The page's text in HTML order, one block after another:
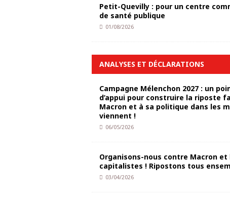
Petit-Quevilly : pour un centre
de santé publique
01/08/2026
ANALYSES ET DÉCLARATIONS
Campagne Mélenchon 2027 : un
d’appui pour construire la riposte
Macron et à sa politique dans les
viennent !
06/05/2026
Organisons-nous contre Macron et
capitalistes ! Ripostons tous
03/04/2026